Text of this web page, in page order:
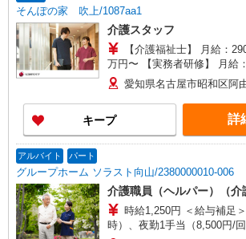
そんぽの家 吹上/1087aa1
介護スタッフ
【介護福祉士】 月給：
万円〜 【実務者研修】 月給：265,000円 年収例：
360万円〜 【初任者研修・無資格】 月給：
249,300円 年収例：337万円〜 ※職務手当、働
がい向上手当、日祝手当（月
当（月平均5回分）等、毎月
当を含みます。 ※介護福祉士
分〜） ◎賞与 基本給2.08
愛知県名古屋市昭和区阿
キープ 詳
アルバイト パート
グループホーム ソラスト向山/2380000010-006
介護職員（ヘルパー）（介
時給1,250円 ＜給与補足＞※深夜割増（22〜5
時）、夜勤1手当（8,500円/回